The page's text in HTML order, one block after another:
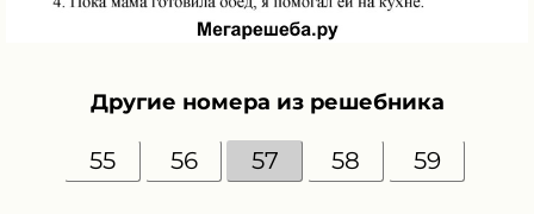
Другие номера из решебника
55 56 57 58 59